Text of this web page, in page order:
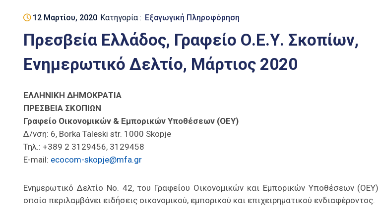
12 Μαρτίου, 2020 Κατηγορία : Εξαγωγική Πληροφόρηση
Πρεσβεία Ελλάδος, Γραφείο Ο.Ε.Υ. Σκοπίων,
Ενημερωτικό Δελτίο, Μάρτιος 2020
ΕΛΛΗΝΙΚΗ ΔΗΜΟΚΡΑΤΙΑ
ΠΡΕΣΒΕΙΑ ΣΚΟΠΙΩΝ
Γραφείο Οικονομικών & Εμπορικών Υποθέσεων (ΟΕΥ)
Δ/νση: 6, Borka Taleski str. 1000 Skopje
Τηλ.: +389 2 3129456, 3129458
E-mail: ecocom-skopje@mfa.gr
Ενημερωτικό Δελτίο Νο. 42, του Γραφείου Οικονομικών και Εμπορικών Υποθέσεων
οποίο περιλαμβάνει ειδήσεις οικονομικού, εμπορικού και επιχειρηματικού ενδιαφέροντος.